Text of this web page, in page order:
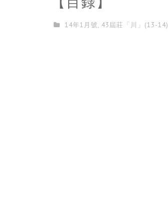
14年1月號, 43屆莊「川」(13-14)